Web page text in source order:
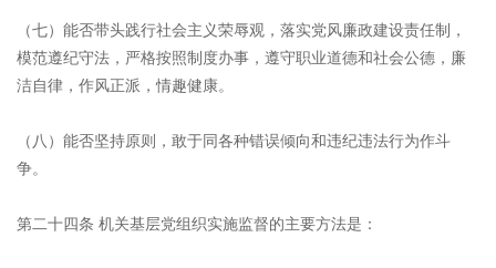
（七）能否带头践行社会主义荣辱观，落实党风廉政建设责任制，
模范遵纪守法，严格按照制度办事，遵守职业道德和社会公德，廉
洁自律，作风正派，情趣健康。
（八）能否坚持原则，敢于同各种错误倾向和违纪违法行为作斗
争。
第二十四条 机关基层党组织实施监督的主要方法是：